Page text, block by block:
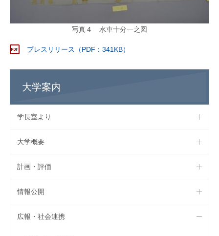
写真４ 水車十分一之図
プレスリリース（PDF：341KB）
大学案内
学長室より
大学概要
計画・評価
情報公開
広報・社会連携